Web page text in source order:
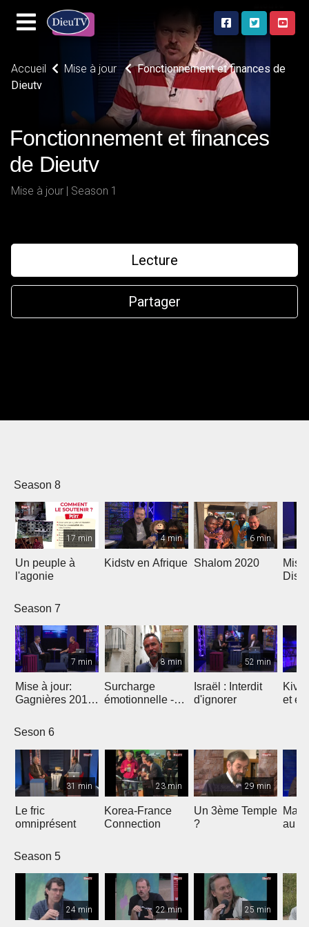
Accueil Mise à jour
Fonctionnement et finances de
Dieutv
Fonctionnement et finances
de Dieutv
Mise à jour | Season 1
Lecture
Partager
Season 8
17 min
Un peuple à
l'agonie
4 min
Kidstv en Afrique
6 min
Shalom 2020
Mise
Season 7
7 min
Mise à jour:
Gagnières 2019
8 min
Surcharge
émotionnelle -
52 min
Israël : Interdit
d'ignorer
et
Seson 6
31 min
Le fric
omniprésent
23 min
Korea-France
Connection
29 min
Un 3ème Temple
?
au
Season 5
24 min 22 min 25 min